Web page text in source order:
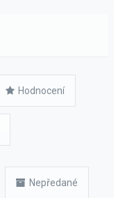
Hodnocení
Nepředané